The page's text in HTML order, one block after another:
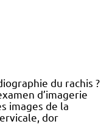
du rachis ?
d’imagerie
images de la
dor